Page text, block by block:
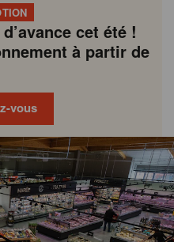
cet été !
à partir de
vous